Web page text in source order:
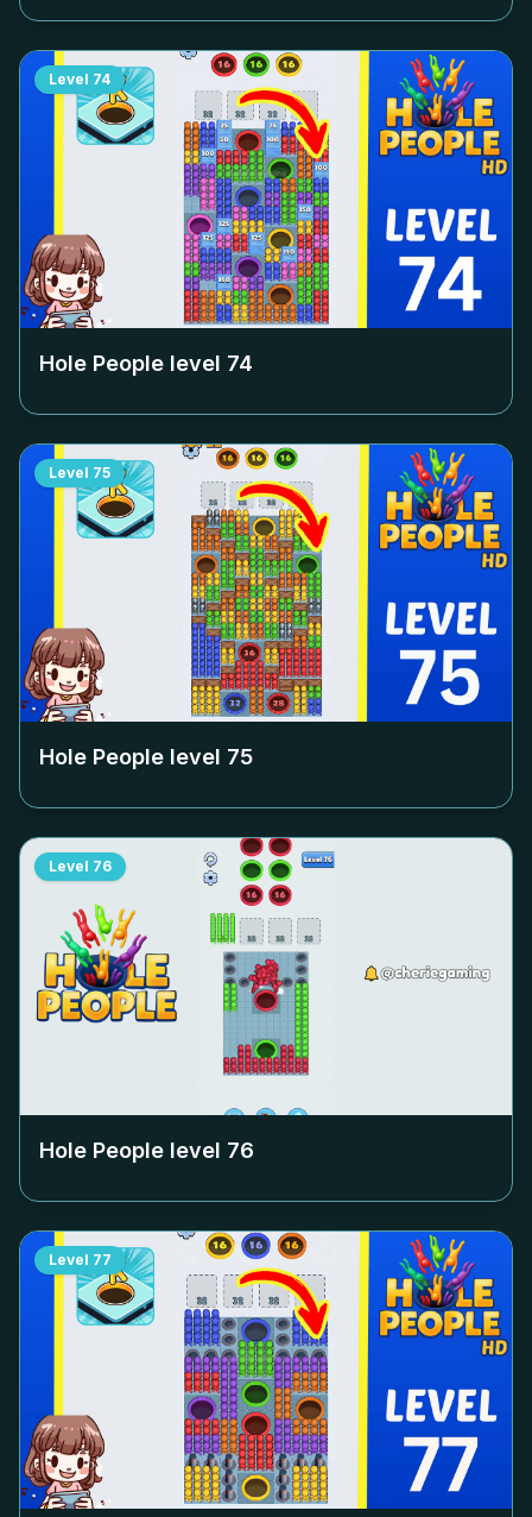
Level 74
Hole People level 74
Level 75
Hole People level 75
Level 76
Hole People level 76
Level 77